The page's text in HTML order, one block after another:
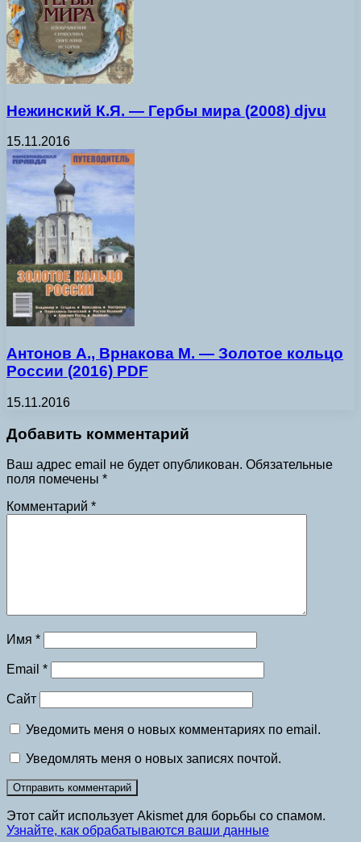
Нежинский К.Я. — Гербы мира (2008) djvu
15.11.2016
Антонов А., Врнакова М. — Золотое кольцо
России (2016) PDF
15.11.2016
Добавить комментарий
Ваш адрес email не будет опубликован. Обязательные
поля помечены *
Комментарий *
Имя *
Email *
Сайт
Уведомить меня о новых комментариях по email.
Уведомлять меня о новых записях почтой.
Этот сайт использует Akismet для борьбы со спамом.
Узнайте, как обрабатываются ваши данные